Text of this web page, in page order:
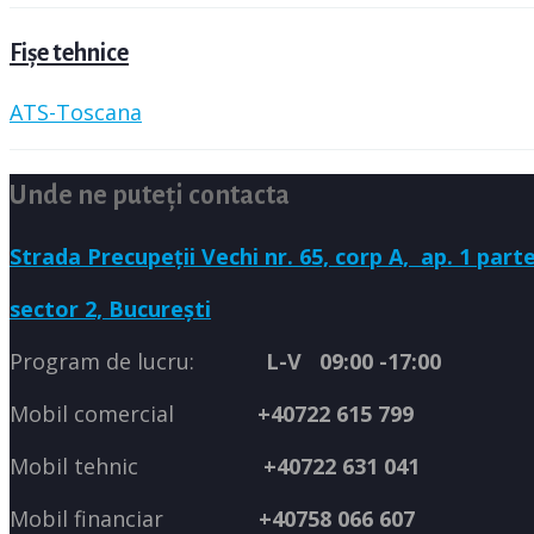
Fișe tehnice
ATS-Toscana
Unde ne puteți contacta
Strada Precupeții Vechi nr. 65, corp A, ap. 1
sector 2, București
Program de lucru: L-V 09:00 -17:00
Mobil comercial +40722 615 799
Mobil tehnic +40722 631 041
Mobil financiar +40758 066 607